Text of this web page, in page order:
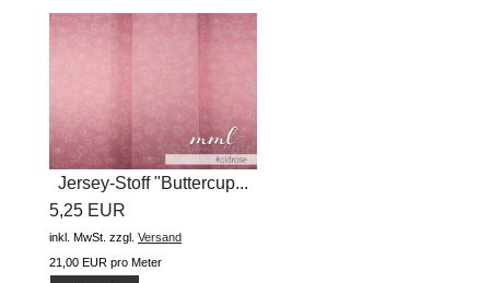
Jersey-Stoff "Buttercup...
5,25 EUR
inkl. MwSt. zzgl. Versand
21,00 EUR pro Meter